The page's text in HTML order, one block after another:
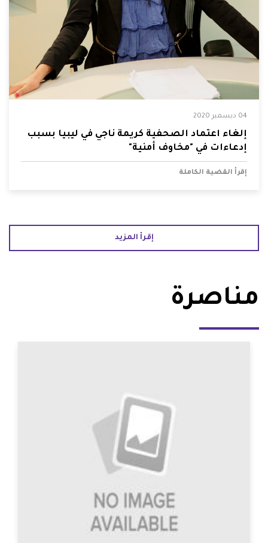
04 ديسمبر 2020
إلغاء اعتماد الصحفية كريمة ناجي في ليبيا بسبب
إدعاءات في "مخاوف أمنية"
إقرأ القضية الكاملة
إقرأ المزيد
مناصرة